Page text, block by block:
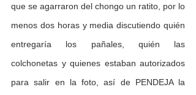
que se agarraron del chongo un ratito, por lo
menos dos horas y media discutiendo quién
entregaría los pañales, quién las
colchonetas y quienes estaban autorizados
para salir en la foto, así de PENDEJA la